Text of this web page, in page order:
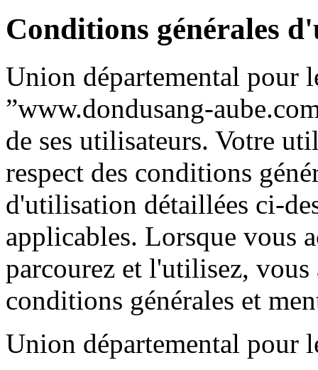
Conditions générales
Union départemental pour
”www.dondusang-
de ses utilisateurs. Votre
respect des conditions
d'utilisation détaillées ci-
applicables. Lorsque vous
parcourez et l'utilisez, vous
conditions générales et
Union départemental pour